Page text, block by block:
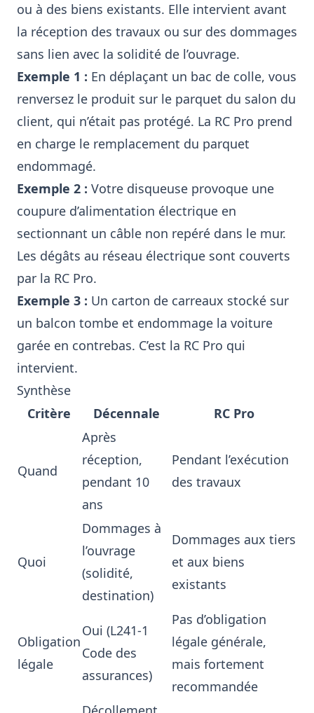
ou à des biens existants. Elle intervient avant
la réception des travaux ou sur des dommages
sans lien avec la solidité de l’ouvrage.
Exemple 1 : En déplaçant un bac de colle, vous
renversez le produit sur le parquet du salon du
client, qui n’était pas protégé. La RC Pro prend
en charge le remplacement du parquet
endommagé.
Exemple 2 : Votre disqueuse provoque une
coupure d’alimentation électrique en
sectionnant un câble non repéré dans le mur.
Les dégâts au réseau électrique sont couverts
par la RC Pro.
Exemple 3 : Un carton de carreaux stocké sur
un balcon tombe et endommage la voiture
garée en contrebas. C’est la RC Pro qui
intervient.
Synthèse
Critère
Décennale RC Pro
Quand
Après
réception,
pendant 10
ans
Pendant l’exécution
des travaux
Quoi
Dommages à
l’ouvrage
(solidité,
destination)
Dommages aux tiers
et aux biens
existants
Obligation
légale
Oui (L241-1
Code des
assurances)
Pas d’obligation
légale générale,
mais fortement
recommandée